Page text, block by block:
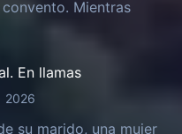
Mientras
En llamas
2026
su marido, una mujer